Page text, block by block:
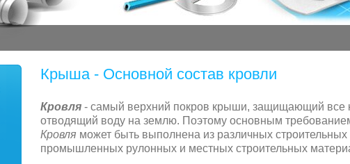
Крыша - Основной состав кровли
Кровля - самый верхний покров крыши, защищающий все
отводящий воду на землю. Поэтому основным
Кровля может быть выполнена из различных
промышленных рулонных и местных строительных